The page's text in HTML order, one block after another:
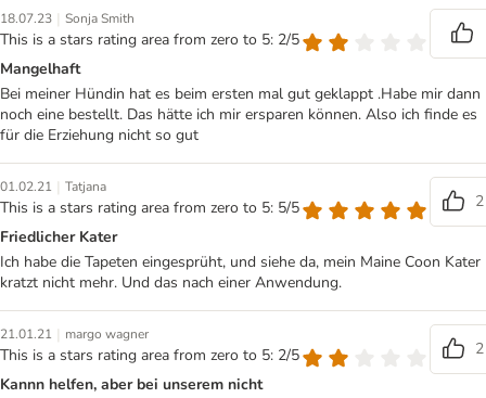
18.07.23 | Sonja Smith
This is a stars rating area from zero to 5: 2/5
Mangelhaft
Bei meiner Hündin hat es beim ersten mal gut geklappt .Habe mir dann
noch eine bestellt. Das hätte ich mir ersparen können. Also ich finde es
für die Erziehung nicht so gut
01.02.21 | Tatjana
This is a stars rating area from zero to 5: 5/5
2
Friedlicher Kater
Ich habe die Tapeten eingesprüht, und siehe da, mein Maine Coon Kater
kratzt nicht mehr. Und das nach einer Anwendung.
21.01.21 | margo wagner
This is a stars rating area from zero to 5: 2/5
2
Kannn helfen, aber bei unserem nicht